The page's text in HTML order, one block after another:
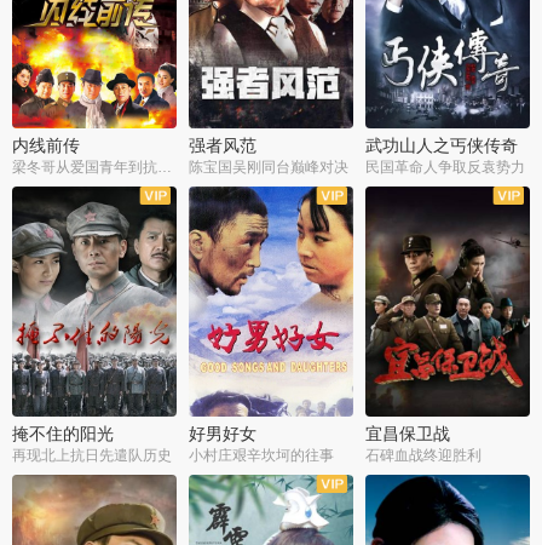
内线前传 强者风范
陈宝国吴刚同台巅峰对决
武功山人之丐侠传奇
民国革命人争取反袁势力
全38集
掩不住的阳光
再现北上抗日先遣队历史
全9集
好男好女
小村庄艰辛坎坷的往事
全35集
宜昌保卫战
石碑血战终迎胜利
全37集
全40集 全25集